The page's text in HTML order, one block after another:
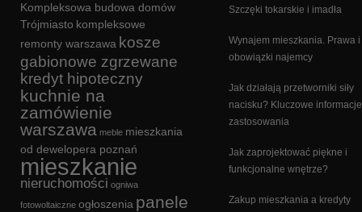
Kompleksowa budowa domów
Trójmiasto kompleksowe
remonty warszawa kosze
gabionowe zgrzewane
kredyt hipoteczny
kuchnie na
zamówienie
warszawa meble mieszkania
od dewelopera poznań
mieszkanie
nieruchomości ogniwa
fotowoltaiczne ogłoszenia panele
Szczęki tokarskie i imadła
Wynajem mieszkania. Prawa i
obowiązki najemcy
Jak działają przetworniki siły
nacisku? Kluczowe
zastosowania
Jak zaprojektować piękne i
funkcjonalne wnętrze?
Zakup mieszkania a kredyty